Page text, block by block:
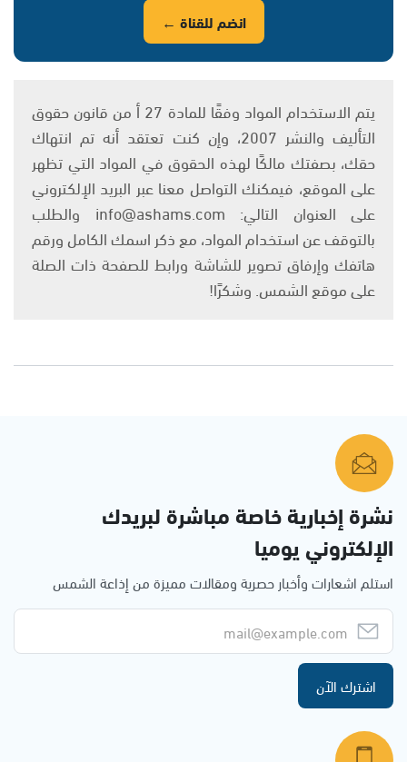
انضم للقناة ←
يتم الاستخدام المواد وفقًا للمادة 27 أ من قانون حقوق
التأليف والنشر 2007، وإن كنت تعتقد أنه تم انتهاك
حقك، بصفتك مالكًا لهذه الحقوق في المواد التي تظهر
على الموقع، فيمكنك التواصل معنا عبر البريد الإلكتروني
على العنوان التالي: info@ashams.com والطلب
بالتوقف عن استخدام المواد، مع ذكر اسمك الكامل ورقم
هاتفك وإرفاق تصوير للشاشة ورابط للصفحة ذات الصلة
على موقع الشمس. وشكرًا!
نشرة إخبارية خاصة مباشرة لبريدك
الإلكتروني يوميا
استلم اشعارات وأخبار حصرية ومقالات مميزة من إذاعة الشمس
اشترك الآن